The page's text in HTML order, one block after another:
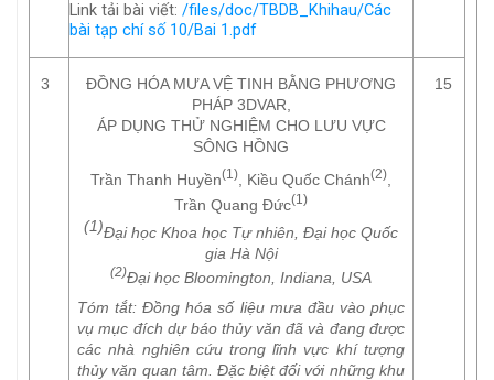
Link tải bài viết: /files/doc/TBDB_Khihau/Các
bài tạp chí số 10/Bai 1.pdf
3
ĐỒNG HÓA MƯA VỆ TINH BẰNG PHƯƠNG
PHÁP 3DVAR,
ÁP DỤNG THỬ NGHIỆM CHO LƯU VỰC
SÔNG HỒNG
Trần Thanh Huyền(1) , Kiều Quốc Chánh(2)
Trần Quang Đức(1)
(1)Đại học Khoa học Tự nhiên, Đại học Quốc
gia Hà Nội
(2)Đại học Bloomington, Indiana, USA
Tóm tắt: Đồng hóa số liệu mưa đầu vào phục
vụ mục đích dự báo thủy văn đã và đang được
các nhà nghiên cứu trong lĩnh vực khí tượng
thủy văn quan tâm. Đặc biệt đối với những khu
15